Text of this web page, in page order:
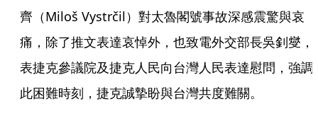
齊（Miloš Vystrčil）對太魯閣號事故深感震驚與哀
痛，除了推文表達哀悼外，也致電外交部長吳釗燮，
表捷克參議院及捷克人民向台灣人民表達慰問，強調
此困難時刻，捷克誠摯盼與台灣共度難關。